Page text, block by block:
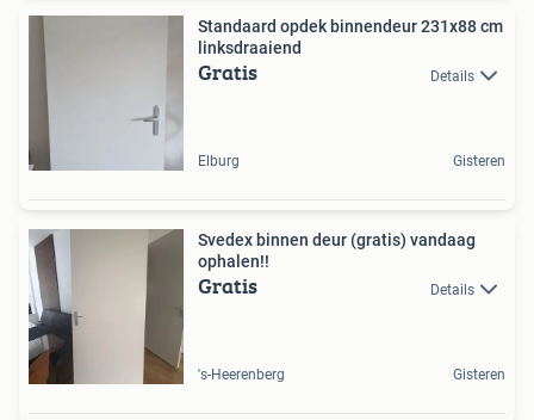
Standaard opdek binnendeur 231x88 cm
linksdraaiend
Gratis Details
Elburg Gisteren
Svedex binnen deur (gratis) vandaag
ophalen!!
Gratis Details
's-Heerenberg Gisteren